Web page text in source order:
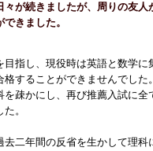
が続きましたが、周りの友
きました。
指し、現役時は英語と数学
することができませんでし
疎かにし、再び推薦入試に
。
二年間の反省を生かして理